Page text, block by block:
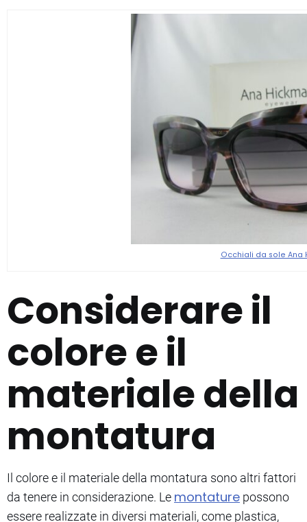
Occhiali da sole Ana
Considerare il
colore e il
materiale della
montatura
Il colore e il materiale della montatura sono altri fattori
da tenere in considerazione. Le montature possono
essere realizzate in diversi materiali, come plastica,